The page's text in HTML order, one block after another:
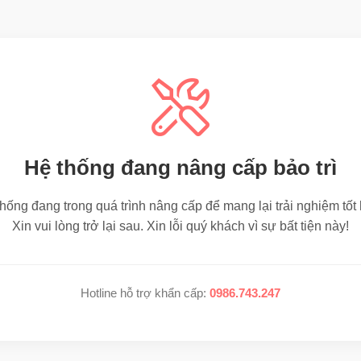
Hệ thống đang nâng cấp bảo trì
đang trong quá trình nâng cấp để mang lại trải nghiệm tốt
Xin vui lòng trở lại sau. Xin lỗi quý khách vì sự bất tiện này!
Hotline hỗ trợ khẩn cấp: 0986.743.247